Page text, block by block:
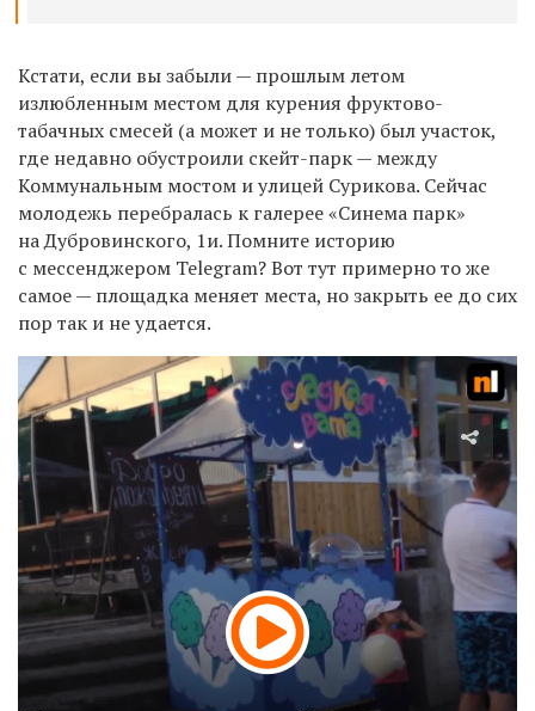
Кстати, если вы забыли — прошлым летом
излюбленным местом для курения фруктово-
табачных смесей (а может и не только) был участок,
где недавно обустроили скейт-парк — между
Коммунальным мостом и улицей Сурикова. Сейчас
молодежь перебралась к галерее «Синема парк»
на Дубровинского, 1и. Помните историю
с мессенджером Telegram? Вот тут примерно то же
самое — площадка меняет места, но закрыть ее до сих
пор так и не удается.